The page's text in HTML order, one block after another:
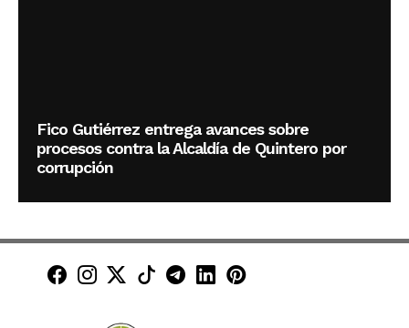
Fico Gutiérrez entrega avances sobre
procesos contra la Alcaldía de Quintero por
corrupción
Minuto30 en Facebook
Minuto30 en Instagram
Minuto30 en X (Twitter)
Minuto30 en TikTok
Canal de Minuto30 en
Minuto30 en LinkedIn
Minuto30 en